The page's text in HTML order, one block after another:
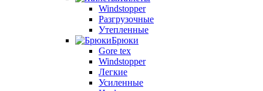
Windstopper
Разгрузочные
Утепленные
Брюки
Gore tex
Windstopper
Легкие
Усиленные